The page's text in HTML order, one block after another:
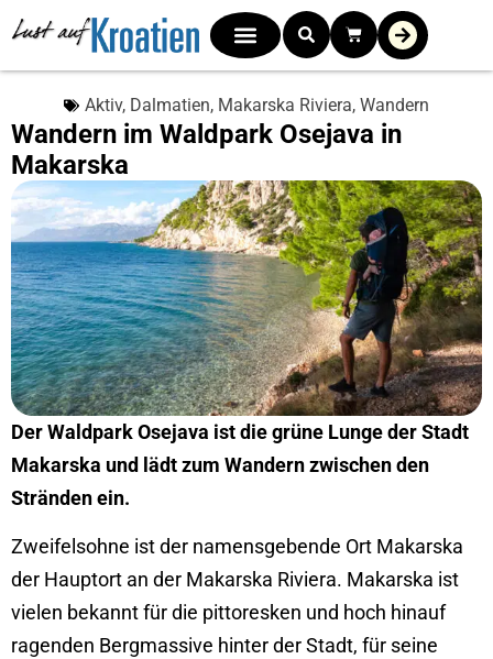
Aktiv, Dalmatien, Makarska Riviera, Wandern
Wandern im Waldpark Osejava in
Makarska
Der Waldpark Osejava ist die grüne Lunge der Stadt
Makarska und lädt zum Wandern zwischen den
Stränden ein.
Zweifelsohne ist der namensgebende Ort Makarska
der Hauptort an der Makarska Riviera. Makarska ist
vielen bekannt für die pittoresken und hoch hinauf
ragenden Bergmassive hinter der Stadt, für seine